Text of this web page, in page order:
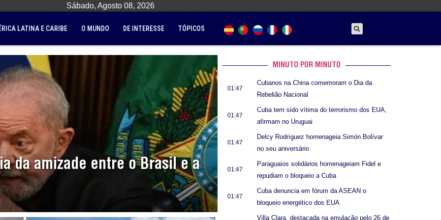
Sábado, Agosto 08, 2026
LATINA E CARIBE O MUNDO DE INTERESSE TÓPICOS
da amizade entre o Brasil e a
MINUTO POR MINUTO
01:47
Cubanos na China comemoram o Dia da
Rebelião Nacional
01:47
Cuba tem sido vítima do terrorismo dos EUA,
afirmam no Uruguai
01:47
Delcy Rodríguez homenageia Simón Bolívar
no seu aniversário
01:47
Paraguaios solidários homenageiam Fidel e
repudiam o bloqueio a Cuba
01:47
Cuba denuncia em fórum da ASEAN o
bloqueio energético dos EUA
Villa Clara, destacada na emulação pelo 26 de